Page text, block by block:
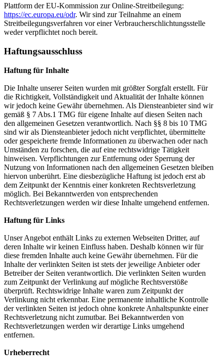
Plattform der EU-Kommission zur Online-Streitbeilegung:
https://ec.europa.eu/odr. Wir sind zur Teilnahme an einem
Streitbeilegungsverfahren vor einer Verbraucherschlichtungsstelle
weder verpflichtet noch bereit.
Haftungsausschluss
Haftung für Inhalte
Die Inhalte unserer Seiten wurden mit größter Sorgfalt erstellt. Für
die Richtigkeit, Vollständigkeit und Aktualität der Inhalte können
wir jedoch keine Gewähr übernehmen. Als Diensteanbieter sind wir
gemäß § 7 Abs.1 TMG für eigene Inhalte auf diesen Seiten nach
den allgemeinen Gesetzen verantwortlich. Nach §§ 8 bis 10 TMG
sind wir als Diensteanbieter jedoch nicht verpflichtet, übermittelte
oder gespeicherte fremde Informationen zu überwachen oder nach
Umständen zu forschen, die auf eine rechtswidrige Tätigkeit
hinweisen. Verpflichtungen zur Entfernung oder Sperrung der
Nutzung von Informationen nach den allgemeinen Gesetzen bleiben
hiervon unberührt. Eine diesbezügliche Haftung ist jedoch erst ab
dem Zeitpunkt der Kenntnis einer konkreten Rechtsverletzung
möglich. Bei Bekanntwerden von entsprechenden
Rechtsverletzungen werden wir diese Inhalte umgehend entfernen.
Haftung für Links
Unser Angebot enthält Links zu externen Webseiten Dritter, auf
deren Inhalte wir keinen Einfluss haben. Deshalb können wir für
diese fremden Inhalte auch keine Gewähr übernehmen. Für die
Inhalte der verlinkten Seiten ist stets der jeweilige Anbieter oder
Betreiber der Seiten verantwortlich. Die verlinkten Seiten wurden
zum Zeitpunkt der Verlinkung auf mögliche Rechtsverstöße
überprüft. Rechtswidrige Inhalte waren zum Zeitpunkt der
Verlinkung nicht erkennbar. Eine permanente inhaltliche Kontrolle
der verlinkten Seiten ist jedoch ohne konkrete Anhaltspunkte einer
Rechtsverletzung nicht zumutbar. Bei Bekanntwerden von
Rechtsverletzungen werden wir derartige Links umgehend
entfernen.
Urheberrecht